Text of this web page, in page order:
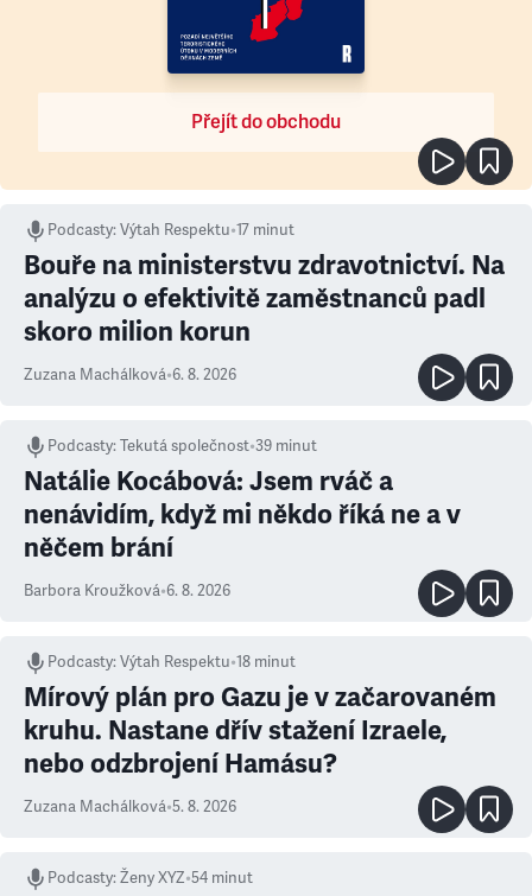
Přejít do obchodu
Podcasty:Výtah Respektu•17 minut
Bouře na ministerstvu zdravotnictví. Na
analýzu o efektivitě zaměstnanců padl
skoro milion korun
Zuzana Machálková•6. 8. 2026
Podcasty:Tekutá společnost•39 minut
Natálie Kocábová: Jsem rváč a
nenávidím, když mi někdo říká ne a v
něčem brání
Barbora Kroužková•6. 8. 2026
Podcasty:Výtah Respektu•18 minut
Mírový plán pro Gazu je v začarovaném
kruhu. Nastane dřív stažení Izraele,
nebo odzbrojení Hamásu?
Zuzana Machálková•5. 8. 2026
Podcasty:Ženy XYZ•54 minut